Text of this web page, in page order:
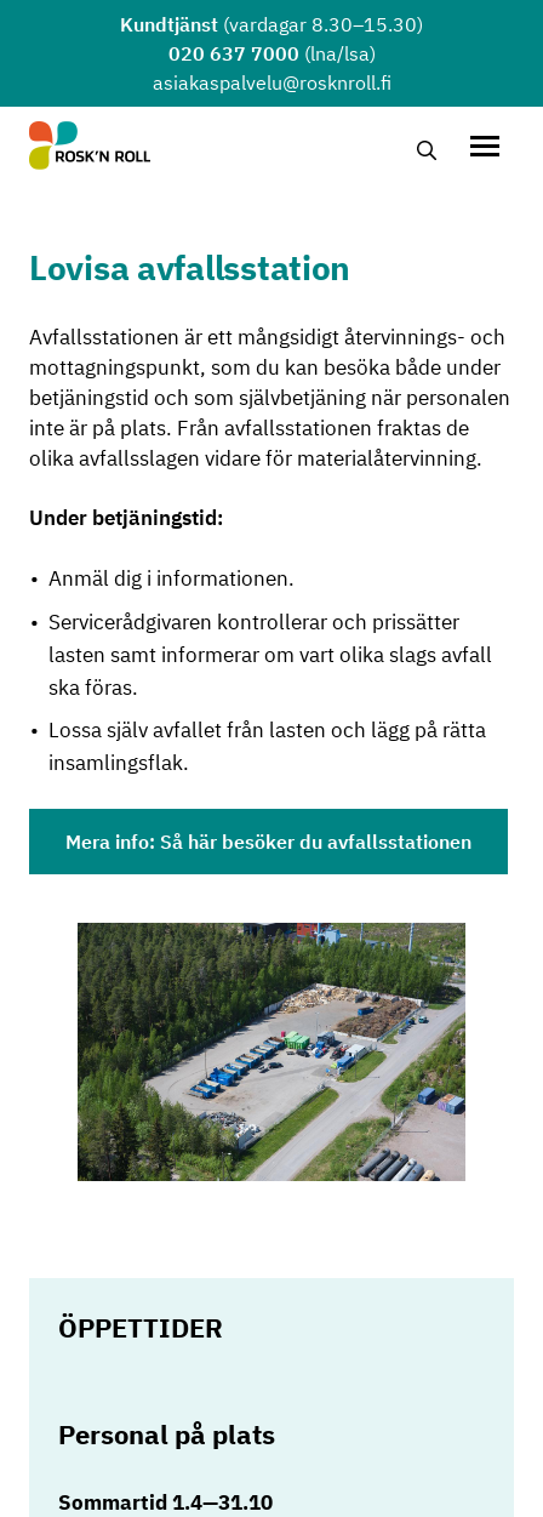
Hoppa till huvudinnehållet
Kundtjänst (vardagar 8.30–15.30)
020 637 7000 (lna/lsa)
asiakaspalvelu@rosknroll.fi
Sök …
Lovisa avfallsstation
Avfallsstationen är ett mångsidigt återvinnings- och
mottagningspunkt, som du kan besöka både under
betjäningstid och som självbetjäning när personalen
inte är på plats. Från avfallsstationen fraktas de
olika avfallsslagen vidare för materialåtervinning.
Under betjäningstid:
Anmäl dig i informationen.
Servicerådgivaren kontrollerar och prissätter
lasten samt informerar om vart olika slags avfall
ska föras.
Lossa själv avfallet från lasten och lägg på rätta
insamlingsflak.
Mera info: Så här besöker du avfallsstationen
ÖPPETTIDER
Personal på plats
Sommartid 1.4—31.10